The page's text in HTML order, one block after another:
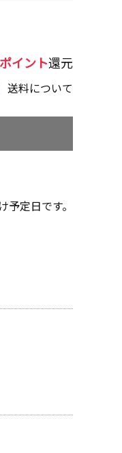
ポイント還元
送料について
予定日です。